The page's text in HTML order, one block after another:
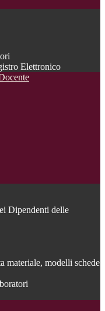
Elettronico
Dipendenti delle
materiale, modelli schede